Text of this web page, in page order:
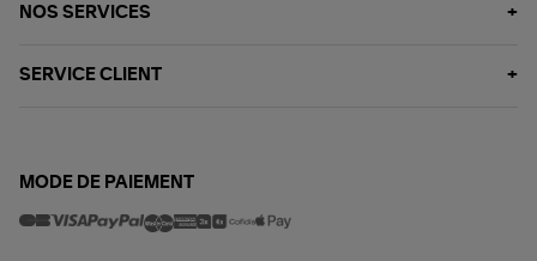
NOS SERVICES
SERVICE CLIENT
MODE DE PAIEMENT